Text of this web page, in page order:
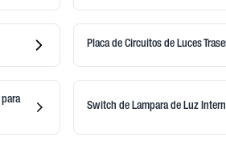
Placa de Circuitos de Luces
para
Switch de Lampara de Luz